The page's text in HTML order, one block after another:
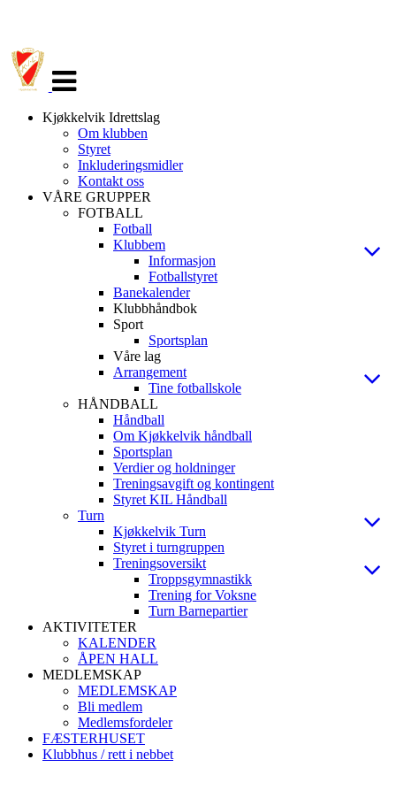
navigasjon
Kjøkkelvik Idrettslag
Om klubben
Styret
Inkluderingsmidler
Kontakt oss
VÅRE GRUPPER
FOTBALL
Fotball
Klubbem
Informasjon
Fotballstyret
Banekalender
Klubbhåndbok
Sport
Sportsplan
Våre lag
Arrangement
Tine fotballskole
HÅNDBALL
Håndball
Om Kjøkkelvik håndball
Sportsplan
Verdier og holdninger
Treningsavgift og kontingent
Styret KIL Håndball
Turn
Kjøkkelvik Turn
Styret i turngruppen
Treningsoversikt
Troppsgymnastikk
Trening for Voksne
Turn Barnepartier
AKTIVITETER
KALENDER
ÅPEN HALL
MEDLEMSKAP
MEDLEMSKAP
Bli medlem
Medlemsfordeler
FÆSTERHUSET
Klubbhus / rett i nebbet